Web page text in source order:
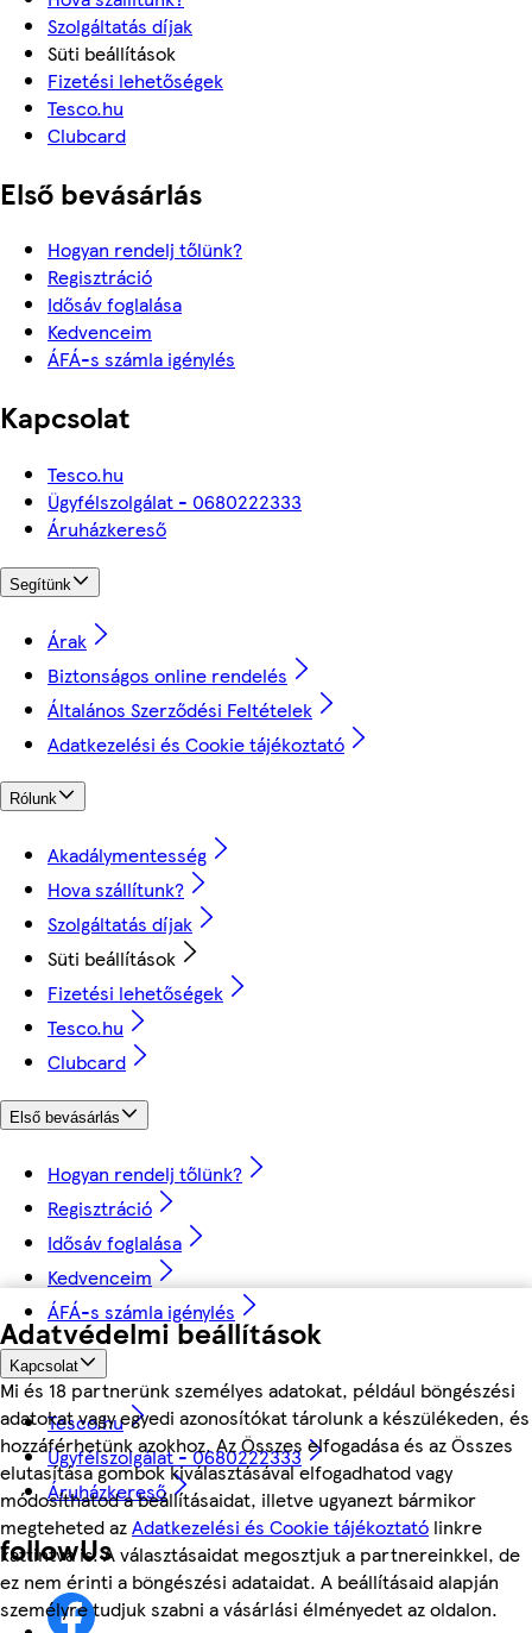
Adatvédelmi beállítások
Mi és 18 partnerünk személyes adatokat, például böngészési
adatokat vagy egyedi azonosítókat tárolunk a készülékeden, és
hozzáférhetünk azokhoz. Az Összes elfogadása és az Összes
elutasítása gombok kiválasztásával elfogadhatod vagy
módosíthatod a beállításaidat, illetve ugyanezt bármikor
megteheted azAdatkezelési és Cookie tájékoztató linkre
kattintva is. A választásaidat megosztjuk a partnereinkkel, de
ez nem érinti a böngészési adataidat. A beállításaid alapján
személyre tudjuk szabni a vásárlási élményedet az oldalon.
Szolgáltatás díjak
Süti beállítások
Fizetési lehetőségek
Tesco.hu
Clubcard
Első bevásárlás
Hogyan rendelj tőlünk?
Regisztráció
Idősáv foglalása
Kedvenceim
ÁFÁ-s számla igénylés
Kapcsolat
Tesco.hu
Ügyfélszolgálat - 0680222333
Áruházkereső
Segítünk
Árak
Biztonságos online rendelés
Általános Szerződési Feltételek
Adatkezelési és Cookie tájékoztató
Rólunk
Akadálymentesség
Hova szállítunk?
Szolgáltatás díjak
Süti beállítások
Fizetési lehetőségek
Tesco.hu
Clubcard
Első bevásárlás
Hogyan rendelj tőlünk?
Regisztráció
Idősáv foglalása
Kedvenceim
ÁFÁ-s számla igénylés
Kapcsolat
Tesco.hu
Ügyfélszolgálat - 0680222333
Áruházkereső
followUs